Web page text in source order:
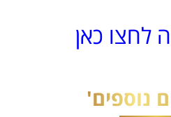
לחצו כאן
נוספים'